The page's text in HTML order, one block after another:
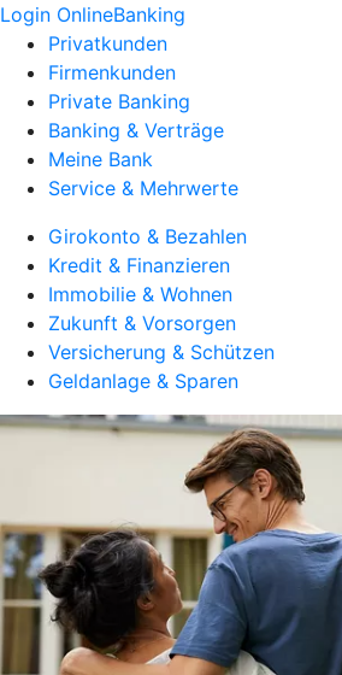
Login OnlineBanking
Privatkunden
Firmenkunden
Private Banking
Banking & Verträge
Meine Bank
Service & Mehrwerte
Girokonto & Bezahlen
Kredit & Finanzieren
Immobilie & Wohnen
Zukunft & Vorsorgen
Versicherung & Schützen
Geldanlage & Sparen